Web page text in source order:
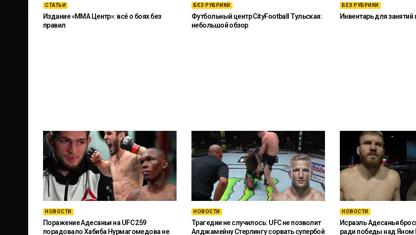
СТАТЬИ
Издание «ММА Центр»: всё о боях без
правил
БЕЗ РУБРИКИ
Футбольный центр CityFootball Тульская:
небольшой обзор
БЕЗ РУБРИКИ
Инвентарь для занятий
НОВОСТИ
Поражение Адесаньи на UFC 259
порадовало Хабиба Нурмагомедова не
НОВОСТИ
Трагедии не случилось: UFC не позволит
Алджамейну Стерлингу сорвать супербой
НОВОСТИ
Исраэль Адесанья
ради победы над Яном